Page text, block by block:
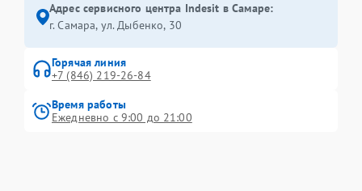
Адрес сервисного центра Indesit в Самаре:
г. Самара, ул. Дыбенко, 30
Горячая линия
+7 (846) 219-26-84
Время работы
Ежедневно с 9:00 до 21:00